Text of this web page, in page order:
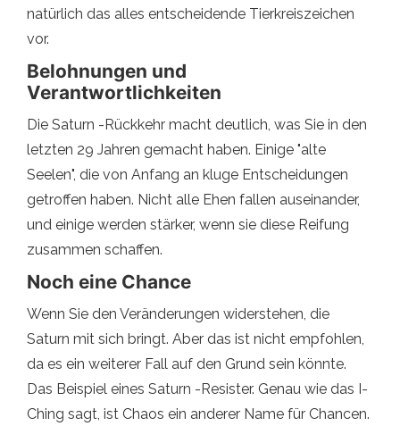
natürlich das alles entscheidende Tierkreiszeichen
vor.
Belohnungen und
Verantwortlichkeiten
Die Saturn -Rückkehr macht deutlich, was Sie in den
letzten 29 Jahren gemacht haben. Einige "alte
Seelen", die von Anfang an kluge Entscheidungen
getroffen haben. Nicht alle Ehen fallen auseinander,
und einige werden stärker, wenn sie diese Reifung
zusammen schaffen.
Noch eine Chance
Wenn Sie den Veränderungen widerstehen, die
Saturn mit sich bringt. Aber das ist nicht empfohlen,
da es ein weiterer Fall auf den Grund sein könnte.
Das Beispiel eines Saturn -Resister. Genau wie das I-
Ching sagt, ist Chaos ein anderer Name für Chancen.